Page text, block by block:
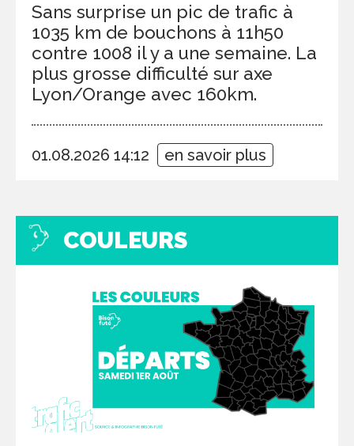
Sans surprise un pic de trafic à
1035 km de bouchons à 11h50
contre 1008 il y a une semaine. La
plus grosse difficulté sur axe
Lyon/Orange avec 160km.
01.08.2026 14:12 en savoir plus
COULEURS